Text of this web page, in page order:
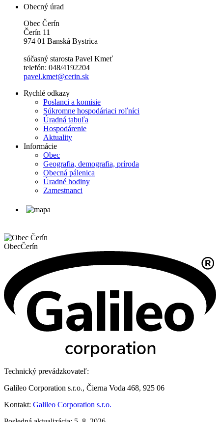
Obecný úrad
Obec Čerín
Čerín 11
974 01 Banská Bystrica
súčasný starosta Pavel Kmeť
telefón: 048/4192204
pavel.kmet@cerin.sk
Rychlé odkazy
Poslanci a komisie
Súkromne hospodáriaci roľníci
Úradná tabuľa
Hospodárenie
Aktuality
Informácie
Obec
Geografia, demografia, príroda
Obecná pálenica
Úradné hodiny
Zamestnanci
ObecČerín
Technický prevádzkovateľ:
Galileo Corporation s.r.o., Čierna Voda 468, 925 06
Kontakt: Galileo Corporation s.r.o.